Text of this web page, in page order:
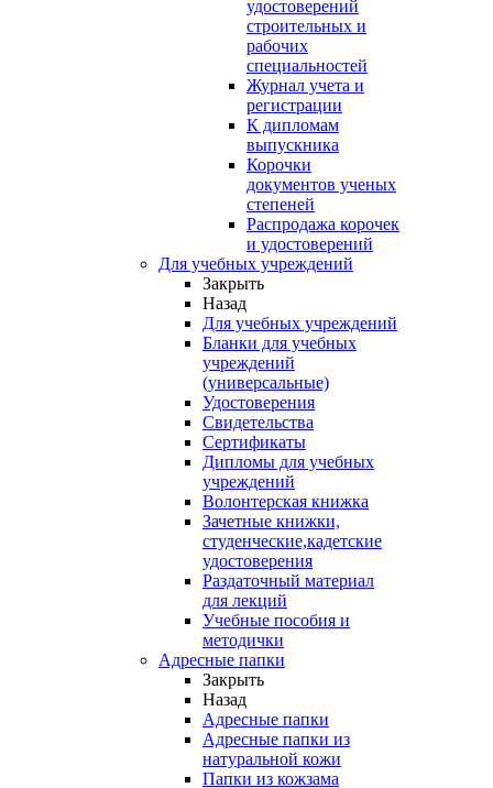
удостоверений
строительных и
рабочих
специальностей
Журнал учета и
регистрации
К дипломам
выпускника
Корочки
документов ученых
степеней
Распродажа корочек
и удостоверений
Для учебных учреждений
Закрыть
Назад
Для учебных учреждений
Бланки для учебных
учреждений
(универсальные)
Удостоверения
Свидетельства
Сертификаты
Дипломы для учебных
учреждений
Волонтерская книжка
Зачетные книжки,
студенческие,кадетские
удостоверения
Раздаточный материал
для лекций
Учебные пособия и
методички
Адресные папки
Закрыть
Назад
Адресные папки
Адресные папки из
натуральной кожи
Папки из кожзама